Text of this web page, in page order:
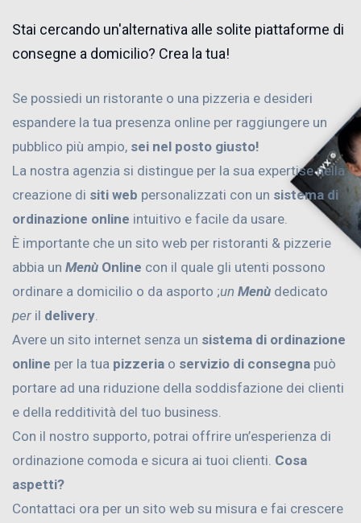
Stai cercando un'alternativa alle solite piattaforme di
consegne a domicilio? Crea la tua!
Se possiedi un ristorante o una pizzeria e desideri
espandere la tua presenza online per raggiungere un
pubblico più ampio, sei nel posto giusto!
La nostra agenzia si distingue per la sua expertise nella
creazione di siti web personalizzati con un sistema di
ordinazione online intuitivo e facile da usare.
È importante che un sito web per ristoranti & pizzerie
abbia un Menù Online con il quale gli utenti possono
ordinare a domicilio o da asporto ;un Menù dedicato
per il delivery
Avere un sito internet senza un sistema di ordinazione
online per la tua pizzeria o servizio di consegna può
portare ad una riduzione della soddisfazione dei clienti
e della redditività del tuo business.
Con il nostro supporto, potrai offrire un’esperienza di
ordinazione comoda e sicura ai tuoi clienti. Cosa
aspetti?
Contattaci ora per un sito web su misura e fai crescere